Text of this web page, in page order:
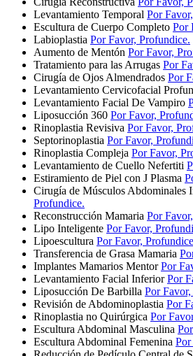
Levantamiento Temporal Por
Escultura de Cuerpo Completo Por
Labioplastia Por Favor, Profundice.
Aumento de Mentón Por Favor,
Tratamiento para las Arrugas Por
Cirugía de Ojos Almendrados Por
Levantamiento Cervicofacial
Levantamiento Facial De Vampiro
Liposucción 360 Por Favor,
Rinoplastia Revisiva Por Favor,
Septorinoplastia Por Favor,
Rinoplastia Compleja Por Favor,
Levantamiento de Cuello Nefertiti
Estiramiento de Piel con J Plasma
Cirugía de Músculos Abdominales
Profundice.
Reconstrucción Mamaria Por
Lipo Inteligente Por Favor,
Lipoescultura Por Favor,
Transferencia de Grasa Mamaria
Implantes Mamarios Mentor Por
Levantamiento Facial Inferior Por
Liposucción De Barbilla Por
Revisión de Abdominoplastia Por
Rinoplastia no Quirúrgica Por
Escultura Abdominal Masculina
Escultura Abdominal Femenina